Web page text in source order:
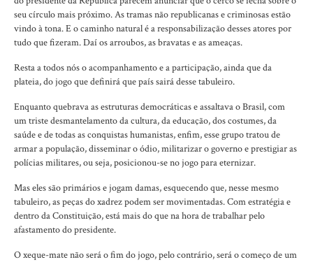
seu círculo mais próximo. As tramas não republicanas e criminosas estão
vindo à tona. E o caminho natural é a responsabilização desses atores por
tudo que fizeram. Daí os arroubos, as bravatas e as ameaças.
Resta a todos nós o acompanhamento e a participação, ainda que da
plateia, do jogo que definirá que país sairá desse tabuleiro.
Enquanto quebrava as estruturas democráticas e assaltava o Brasil, com
um triste desmantelamento da cultura, da educação, dos costumes, da
saúde e de todas as conquistas humanistas, enfim, esse grupo tratou de
armar a população, disseminar o ódio, militarizar o governo e prestigiar as
polícias militares, ou seja, posicionou-se no jogo para eternizar.
Mas eles são primários e jogam damas, esquecendo que, nesse mesmo
tabuleiro, as peças do xadrez podem ser movimentadas. Com estratégia e
dentro da Constituição, está mais do que na hora de trabalhar pelo
afastamento do presidente.
O xeque-mate não será o fim do jogo, pelo contrário, será o começo de um